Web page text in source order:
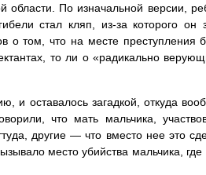
области. По изначальной версии,
стал кляп, из-за которого он
о том, что на месте преступления
то ли о «радикально
и оставалось загадкой, откуда
что мать мальчика,
другие — что вместо нее это
место убийства мальчика, где